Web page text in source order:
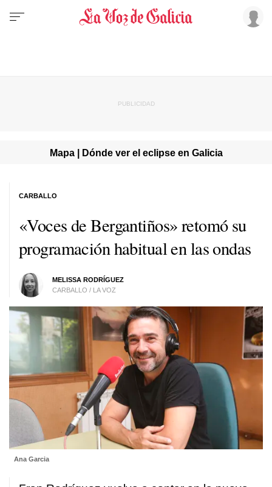
Mapa | Dónde ver el eclipse en Galicia
«Voces de Bergantiños» retomó su
programación habitual en las ondas
MELISSA RODRÍGUEZ
CARBALLO / LA VOZ
CARBALLO
Ana Garcia